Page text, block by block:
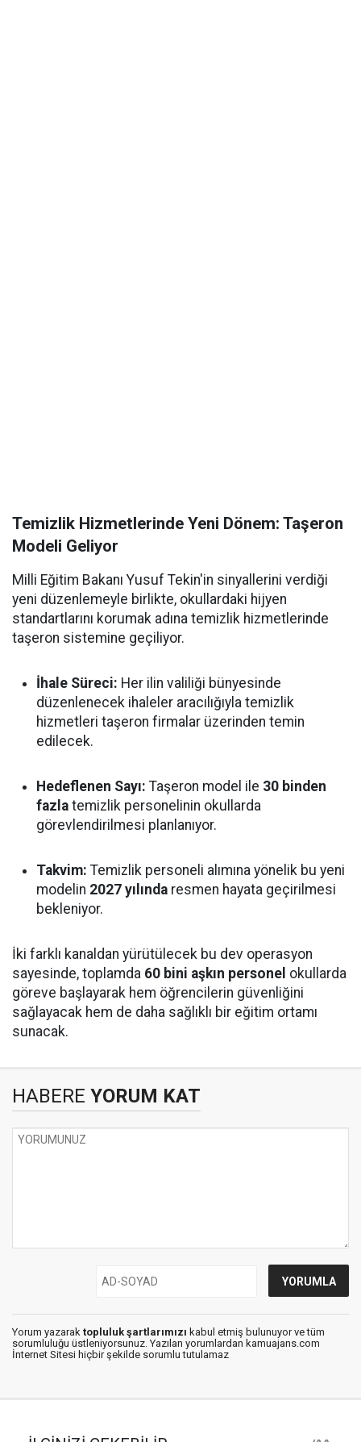
Temizlik Hizmetlerinde Yeni Dönem: Taşeron
Modeli Geliyor
Milli Eğitim Bakanı Yusuf Tekin'in sinyallerini verdiği
yeni düzenlemeyle birlikte, okullardaki hijyen
standartlarını korumak adına temizlik hizmetlerinde
taşeron sistemine geçiliyor.
İhale Süreci: Her ilin valiliği bünyesinde
düzenlenecek ihaleler aracılığıyla temizlik
hizmetleri taşeron firmalar üzerinden temin
edilecek.
Hedeflenen Sayı: Taşeron model ile 30 binden
fazla temizlik personelinin okullarda
görevlendirilmesi planlanıyor.
Takvim: Temizlik personeli alımına yönelik bu yeni
modelin 2027 yılında resmen hayata geçirilmesi
bekleniyor.
İki farklı kanaldan yürütülecek bu dev operasyon
sayesinde, toplamda 60 bini aşkın personel okullarda
göreve başlayarak hem öğrencilerin güvenliğini
sağlayacak hem de daha sağlıklı bir eğitim ortamı
sunacak.
HABERE YORUM KAT
Yorum yazarak topluluk şartlarımızı kabul etmiş bulunuyor ve tüm
sorumluluğu üstleniyorsunuz. Yazılan yorumlardan kamuajans.com
İnternet Sitesi hiçbir şekilde sorumlu tutulamaz